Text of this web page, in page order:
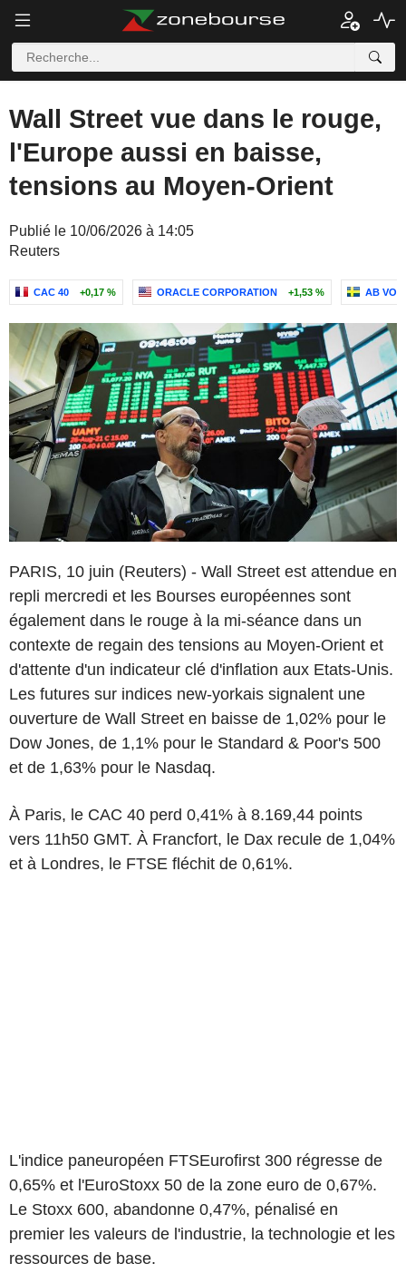
Wall Street vue dans le rouge,
l'Europe aussi en baisse,
tensions au Moyen-Orient
Publié le 10/06/2026 à 14:05
Reuters
CAC 40 +0,17 % ORACLE CORPORATION +1,53 % AB
PARIS, 10 juin (Reuters) - Wall Street est attendue en
repli mercredi et les Bourses européennes sont
également dans le rouge à la mi-séance dans un
contexte de regain des tensions au Moyen-Orient et
d'attente d'un indicateur clé d'inflation aux Etats-Unis.
Les futures sur indices new-yorkais signalent une
ouverture de Wall Street en baisse de 1,02% pour le
Dow Jones, de 1,1% pour le Standard & Poor's 500
et de 1,63% pour le Nasdaq.
À Paris, le CAC 40 perd 0,41% à 8.169,44 points
vers 11h50 GMT. À Francfort, le Dax recule de 1,04%
et à Londres, le FTSE fléchit de 0,61%.
L'indice paneuropéen FTSEurofirst 300 régresse de
0,65% et l'EuroStoxx 50 de la zone euro de 0,67%.
Le Stoxx 600, abandonne 0,47%, pénalisé en
premier les valeurs de l'industrie, la technologie et les
ressources de base.